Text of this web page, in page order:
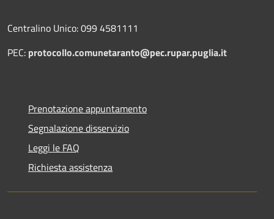
Centralino Unico: 099 4581111
PEC: protocollo.comunetaranto@pec.rupar.puglia.it
Prenotazione appuntamento
Segnalazione disservizio
Leggi le FAQ
Richiesta assistenza